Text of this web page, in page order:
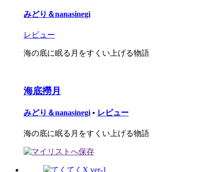
みどり＆nanasinegi
レビュー
海の底に眠る月をすくい上げる物語
海底撈月
みどり＆nanasinegi • レビュー
海の底に眠る月をすくい上げる物語